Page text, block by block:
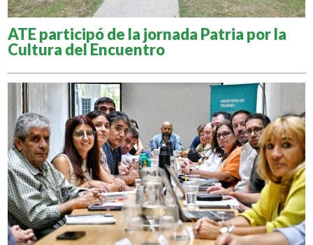
ATE participó de la jornada Patria por la
Cultura del Encuentro